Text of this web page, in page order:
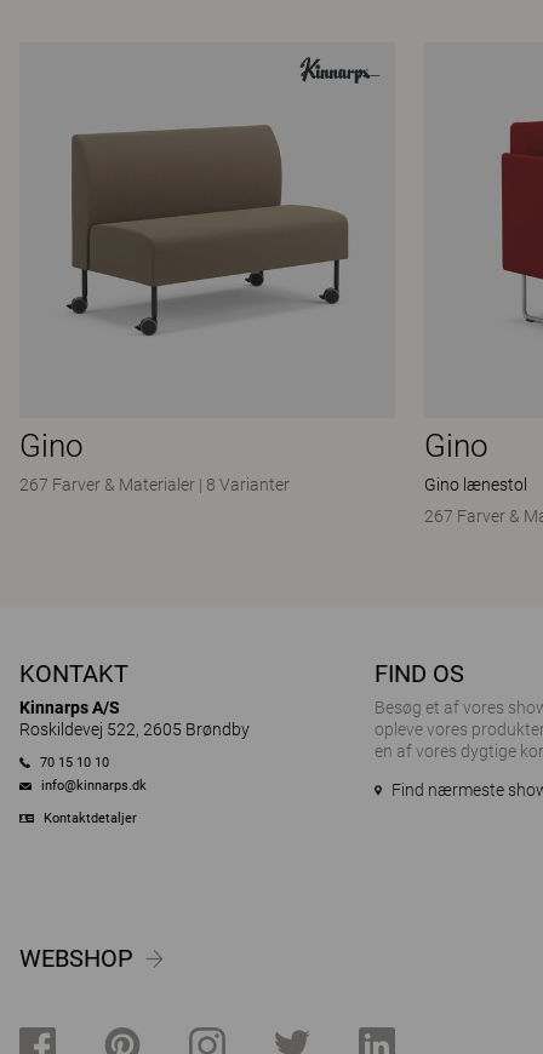
Gino
267 Farver & Materialer | 8 Varianter
Gino
Gino lænestol
267 Farver &
KONTAKT
Kinnarps A/S
Roskildevej 522, 2605 Brøndby
70 15 10 10
info@kinnarps.dk
Kontaktdetaljer
FIND OS
Besøg et af ​​vores
opleve vores
en af vores dygtige
Find nærmeste
WEBSHOP